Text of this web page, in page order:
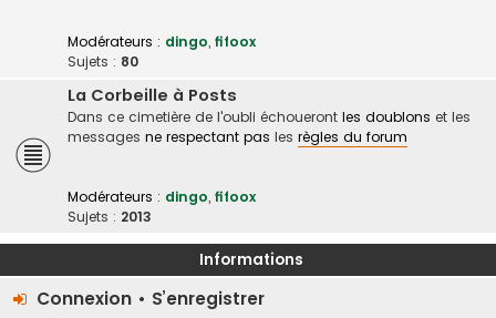
Modérateurs : dingo, fifoox
Sujets : 80
La Corbeille à Posts
Dans ce cimetière de l'oubli échoueront les doublons et les
messages ne respectant pas les règles du forum
Modérateurs : dingo, fifoox
Sujets : 2013
Informations
Connexion • S’enregistrer